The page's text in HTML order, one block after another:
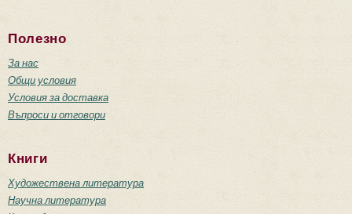
Полезно
За нас
Общи условия
Условия за доставка
Въпроси и отговори
Книги
Художествена литература
Научна литература